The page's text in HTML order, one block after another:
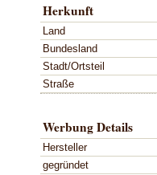
Herkunft
Land
Bundesland
Stadt/Ortsteil
Straße
Werbung Details
Hersteller
gegründet